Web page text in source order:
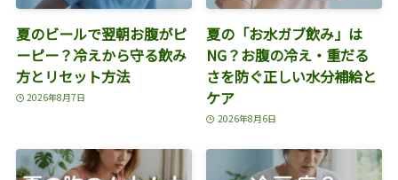
夏のビールで翌朝お腹がピ
ーピー？冷えから守る飲み
方とリセット方法
2026年8月7日
夏の「お水ガブ飲み」は
NG？お腹の冷え・重だる
さを防ぐ正しい水分補給と
ケア
2026年8月6日